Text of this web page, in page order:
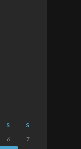
S
S
6
7